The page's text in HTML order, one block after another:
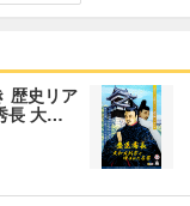
歴史リア
長 大…